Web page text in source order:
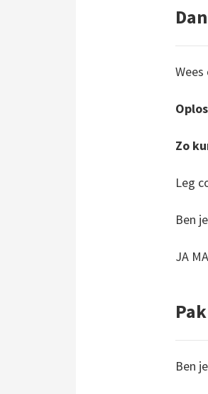
Zo
Leg
Ben
JA
Ben